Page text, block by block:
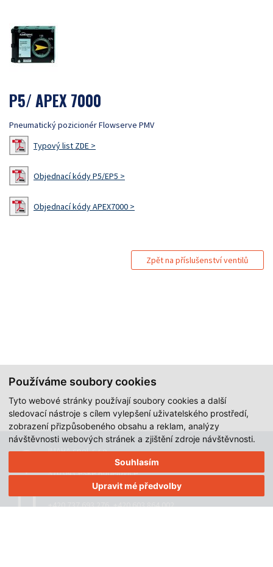
Používáme soubory cookies
Tyto webové stránky používají soubory cookies a další
sledovací nástroje s cílem vylepšení uživatelského prostředí,
zobrazení přizpůsobeného obsahu a reklam, analýzy
návštěvnosti webových stránek a zjištění zdroje návštěvnosti.
Souhlasím
Upravit mé předvolby
P5/ APEX 7000
Pneumatický pozicionér Flowserve PMV
Typový list ZDE >
Objednací kódy P5/EP5 >
Objednací kódy APEX7000 >
Zpět na příslušenství ventilů
IMAHA spol. s r.o.
Staroměstská 1504/1
370 04 České Budějovice
+420 737 693 276,+420 603 864 002